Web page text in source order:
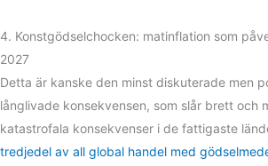
4. Konstgödselchocken: matinflation som
2027
Detta är kanske den minst diskuterade men
långlivade konsekvensen, som slår brett och
katastrofala konsekvenser i de fattigaste
tredjedel av all global handel med